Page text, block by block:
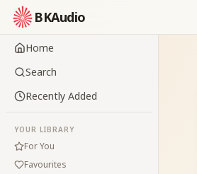
BKAudio
Home
Search
Recently Added
YOUR LIBRARY
For You
Favourites